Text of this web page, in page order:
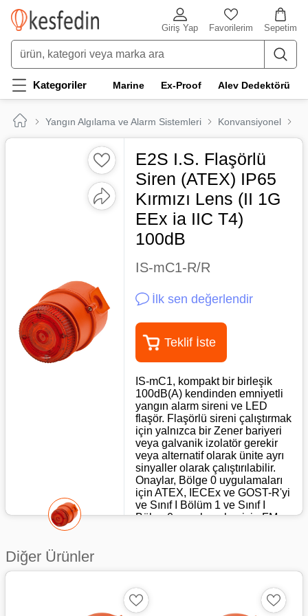
Sepetim
Favorilerim
Giriş Yap
Kategoriler Marine Ex-Proof Alev Dedektörü
Yangın Algılama ve Alarm Sistemleri Konvansiyonel
E2S I.S. Flaşörlü
Siren (ATEX) IP65
Kırmızı Lens (II 1G
EEx ia IIC T4)
100dB
IS-mC1-R/R
İlk sen değerlendir
Teklif İste
IS-mC1, kompakt bir birleşik
100dB(A) kendinden emniyetli
yangın alarm sireni ve LED
flaşör. Flaşörlü sireni çalıştırmak
için yalnızca bir Zener bariyeri
veya galvanik izolatör gerekir
veya alternatif olarak ünite ayrı
sinyaller olarak çalıştırılabilir.
Onaylar, Bölge 0 uygulamaları
için ATEX, IECEx ve GOST-R'yi
ve Sınıf I Bölüm 1 ve Sınıf I
Bölge 0 uygulamaları için FM
Diğer Ürünler